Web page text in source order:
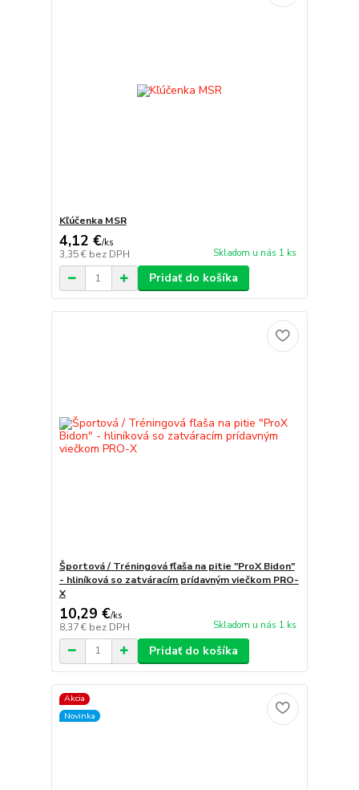
Kľúčenka MSR
4,12 €/ks
3,35 € bez DPH Skladom u nás 1 ks
Pridať do košíka
Športová / Tréningová fľaša na pitie "ProX Bidon"
- hliníková so zatváracím prídavným viečkom PRO-
X
10,29 €/ks
8,37 € bez DPH Skladom u nás 1 ks
Pridať do košíka
Akcia
Novinka